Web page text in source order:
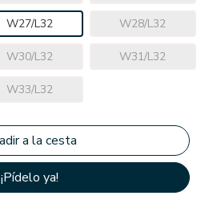
W27/L32 W28/L32
W30/L32 W31/L32
W33/L32
¡Pídelo ya!